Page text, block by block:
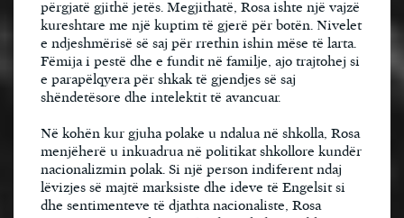
përgjatë gjithë jetës. Megjithatë, Rosa ishte një vajzë
kureshtare me një kuptim të gjerë për botën. Nivelet
e ndjeshmërisë së saj për rrethin ishin mëse të larta.
Fëmija i pestë dhe e fundit në familje, ajo trajtohej si
e parapëlqyera për shkak të gjendjes së saj
shëndetësore dhe intelektit të avancuar.
Në kohën kur gjuha polake u ndalua në shkolla, Rosa
menjëherë u inkuadrua në politikat shkollore kundër
nacionalizmin polak. Si një person indiferent ndaj
lëvizjes së majtë marksiste dhe ideve të Engelsit si
dhe sentimenteve të djathta nacionaliste, Rosa